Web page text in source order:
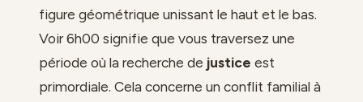
figure géométrique unissant le haut et le bas.
Voir 6h00 signifie que vous traversez une
période où la recherche de justice est
primordiale. Cela concerne un conflit familial à